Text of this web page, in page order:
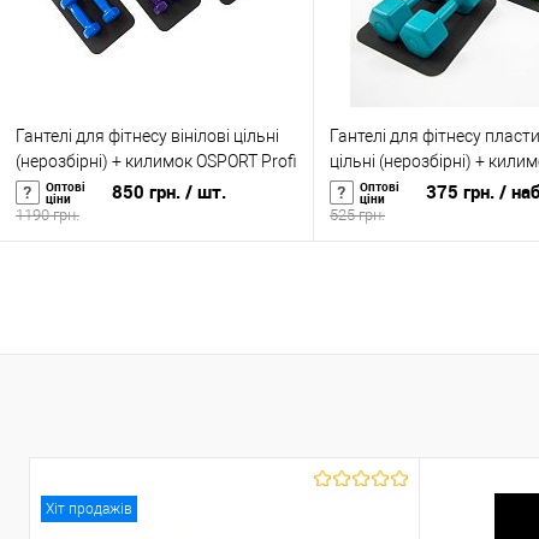
Гантелі для фітнесу вінілові цільні
(нерозбірні) + килимок OSPORT Profi
2шт по 2 кг (OF-0202)
Оптові
ціни 850 грн. / шт.
1190 грн.
Гантелі для фітнесу
цільні (нерозбірні) +
OSPORT Lite 2шт по 3 кг
Оптові
ціни 375 грн. /
525 грн.
У
Хіт продажів